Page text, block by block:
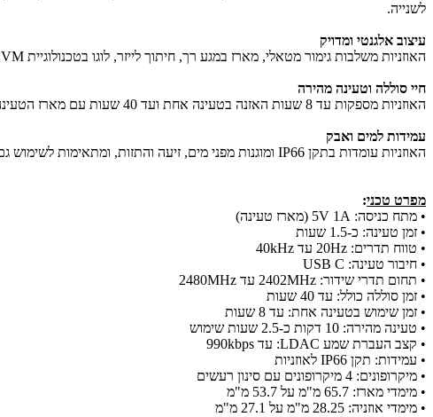
לשנייה.
עיצוב אלגנטי ומדויק
האוזניות משלבות גימור מטאלי, מארז במגע רך, חיתוך לייזר, לוגו בטכנולוגיית NCVM וחריטת Sound by Bose ליצירת מראה יוקרתי ומוקפד.
חיי סוללה וטעינה מהירה
האוזניות מספקות עד 8 שעות האזנה בטעינה אחת ועד 40 שעות עם מארז הטעינה. טעינה מהירה מאפשרת כ-2.5 שעות שימוש לאחר 10 דקות טעינה בלבד.
עמידות למים ואבק
האוזניות עומדות בתקן IP66 ומוגנות מפני מים, זיעה והתזות, ומתאימות לשימוש גם בתנאים מאתגרים. מארז הטעינה אינו עמיד למים.
מפרט טכני:
• מתח כניסה: 5V 1A (מארז טעינה)
• זמן טעינה: כ-1.5 שעות
• טווח תדרים: 20Hz עד 40kHz
• חיבור טעינה: USB C
• תחום תדרי שידור: 2402MHz עד 2480MHz
• זמן סוללה כולל: עד 40 שעות
• זמן שימוש בטעינה אחת: עד 8 שעות
• טעינה מהירה: 10 דקות כ-2.5 שעות שימוש
• קצב העברת שמע LDAC: עד 990kbps
• עמידות: תקן IP66 לאוזניות
• מיקרופונים: 4 מיקרופונים עם סינון רעשים
• מימדי מארז: 65.7 מ"מ על 53.7 מ"מ
• מימדי אוזניה: 28.25 מ"מ על 27.1 מ"מ